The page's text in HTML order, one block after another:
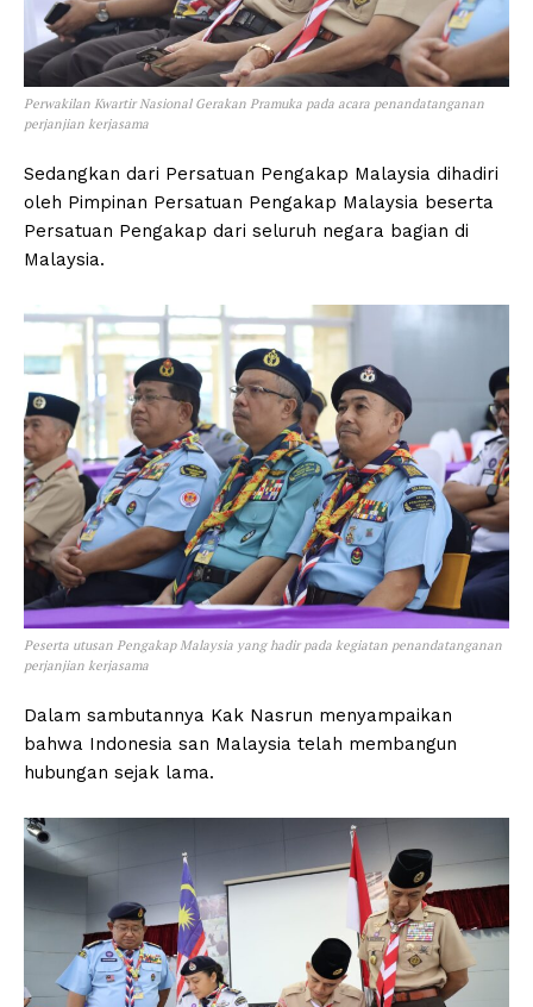
Perwakilan Kwartir Nasional Gerakan Pramuka pada acara penandatanganan
perjanjian kerjasama
Sedangkan dari Persatuan Pengakap Malaysia dihadiri
oleh Pimpinan Persatuan Pengakap Malaysia beserta
Persatuan Pengakap dari seluruh negara bagian di
Malaysia.
Peserta utusan Pengakap Malaysia yang hadir pada kegiatan penandatanganan
perjanjian kerjasama
Dalam sambutannya Kak Nasrun menyampaikan
bahwa Indonesia san Malaysia telah membangun
hubungan sejak lama.